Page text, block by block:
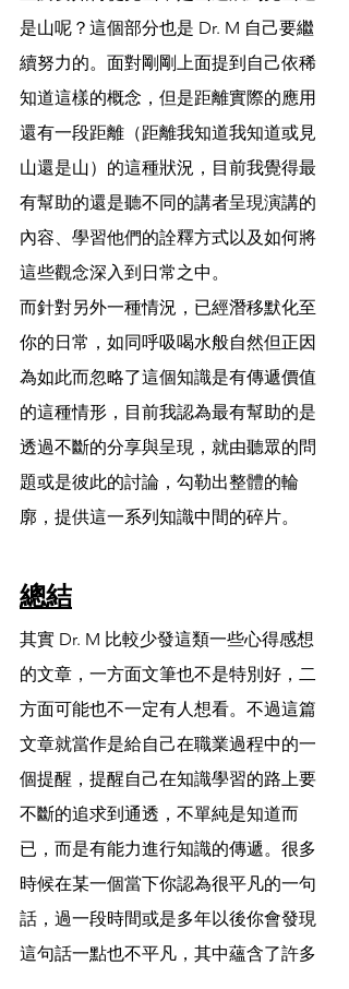
是山呢？這個部分也是 Dr. M 自己要繼
續努力的。面對剛剛上面提到自己依稀
知道這樣的概念，但是距離實際的應用
還有一段距離（距離我知道我知道或見
山還是山）的這種狀況，目前我覺得最
有幫助的還是聽不同的講者呈現演講的
內容、學習他們的詮釋方式以及如何將
這些觀念深入到日常之中。
而針對另外一種情況，已經潛移默化至
你的日常，如同呼吸喝水般自然但正因
為如此而忽略了這個知識是有傳遞價值
的這種情形，目前我認為最有幫助的是
透過不斷的分享與呈現，就由聽眾的問
題或是彼此的討論，勾勒出整體的輪
廓，提供這一系列知識中間的碎片。
總結
其實 Dr. M 比較少發這類一些心得感想
的文章，一方面文筆也不是特別好，二
方面可能也不一定有人想看。不過這篇
文章就當作是給自己在職業過程中的一
個提醒，提醒自己在知識學習的路上要
不斷的追求到通透，不單純是知道而
已，而是有能力進行知識的傳遞。很多
時候在某一個當下你認為很平凡的一句
話，過一段時間或是多年以後你會發現
這句話一點也不平凡，其中蘊含了許多